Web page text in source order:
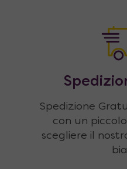
Spedizione
con un
scegliere il